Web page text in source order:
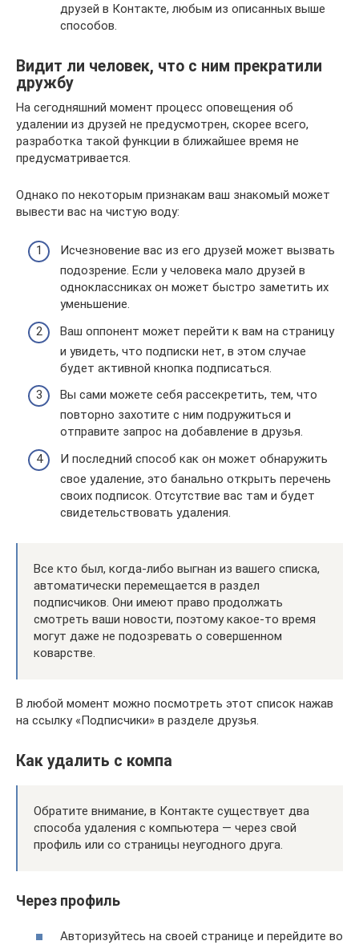
друзей в Контакте, любым из описанных выше
способов.
Видит ли человек, что с ним прекратили
дружбу
На сегодняшний момент процесс оповещения об
удалении из друзей не предусмотрен, скорее всего,
разработка такой функции в ближайшее время не
предусматривается.
Однако по некоторым признакам ваш знакомый может
вывести вас на чистую воду:
Исчезновение вас из его друзей может вызвать
подозрение. Если у человека мало друзей в
одноклассниках он может быстро заметить их
уменьшение.
Ваш оппонент может перейти к вам на страницу
и увидеть, что подписки нет, в этом случае
будет активной кнопка подписаться.
Вы сами можете себя рассекретить, тем, что
повторно захотите с ним подружиться и
отправите запрос на добавление в друзья.
И последний способ как он может обнаружить
свое удаление, это банально открыть перечень
своих подписок. Отсутствие вас там и будет
свидетельствовать удаления.
Все кто был, когда-либо выгнан из вашего списка,
автоматически перемещается в раздел
подписчиков. Они имеют право продолжать
смотреть ваши новости, поэтому какое-то время
могут даже не подозревать о совершенном
коварстве.
В любой момент можно посмотреть этот список нажав
на ссылку «Подписчики» в разделе друзья.
Как удалить с компа
Обратите внимание, в Контакте существует два
способа удаления с компьютера — через свой
профиль или со страницы неугодного друга.
Через профиль
Авторизуйтесь на своей странице и перейдите во